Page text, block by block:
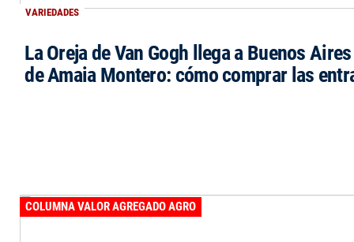
VARIEDADES
La Oreja de Van Gogh llega a Buenos
de Amaia Montero: cómo comprar las
COLUMNA VALOR AGREGADO AGRO